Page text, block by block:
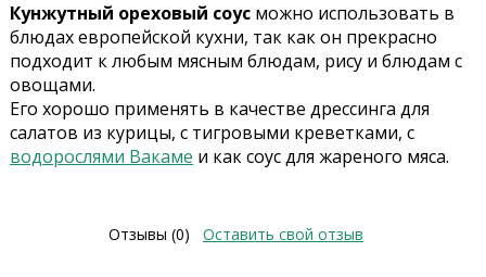
Кунжутный ореховый соусможно использовать в
блюдах европейской кухни, так как он прекрасно
подходит к любым мясным блюдам, рису и блюдам с
овощами.
Его хорошо применять в качестве дрессинга для
салатов из курицы, с тигровыми креветками, с
водорослями Вакаме и как соус для жареного мяса.
Отзывы (0) Оставить свой отзыв